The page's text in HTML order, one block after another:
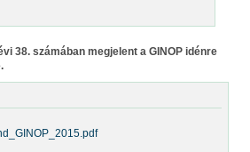
38. számában megjelent a GINOP idénre